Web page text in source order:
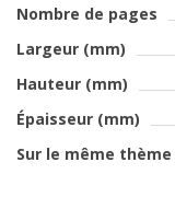
Nombre de pages
Largeur (mm)
Hauteur (mm)
Épaisseur (mm)
Sur le même thème